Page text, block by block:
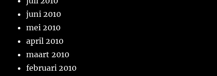
juni 2010
mei 2010
april 2010
maart 2010
februari 2010